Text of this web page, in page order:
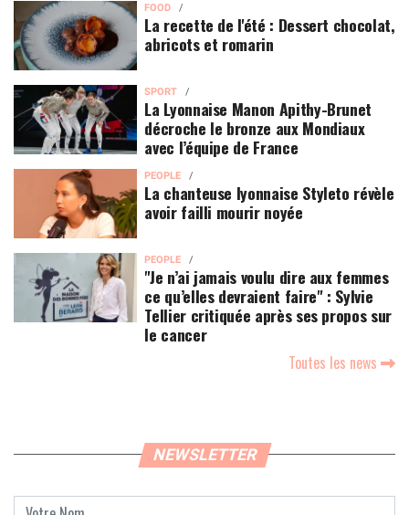
FOOD
La recette de l'été : Dessert chocolat,
abricots et romarin
SPORT
La Lyonnaise Manon Apithy-Brunet
décroche le bronze aux Mondiaux
avec l’équipe de France
PEOPLE
La chanteuse lyonnaise Styleto révèle
avoir failli mourir noyée
PEOPLE
"Je n’ai jamais voulu dire aux femmes
ce qu’elles devraient faire" : Sylvie
Tellier critiquée après ses propos sur
le cancer
Toutes les news
NEWSLETTER